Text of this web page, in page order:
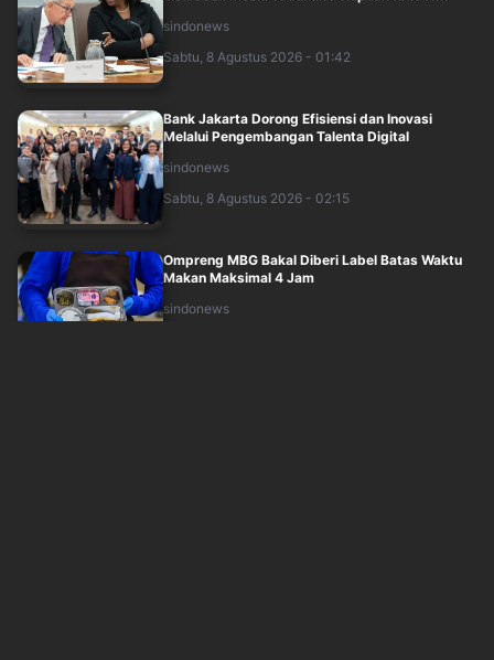
sindonews
Sabtu, 8 Agustus 2026 - 01:42
Bank Jakarta Dorong Efisiensi dan Inovasi
Melalui Pengembangan Talenta Digital
sindonews
Sabtu, 8 Agustus 2026 - 02:15
Ompreng MBG Bakal Diberi Label Batas Waktu
Makan Maksimal 4 Jam
sindonews